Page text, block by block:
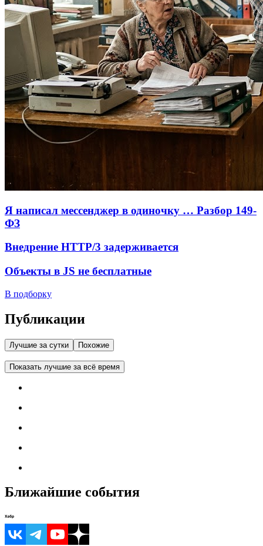
Я написал мессенджер в одиночку … Разбор 149-
ФЗ
Внедрение HTTP/3 задерживается
Объекты в JS не бесплатные
В подборку
Публикации
Лучшие за сутки Похожие
Показать лучшие за всё время
Ближайшие события